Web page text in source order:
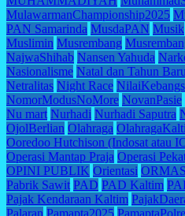
MulawarmanChampionship2025
PAN Samarinda MusdaPAN Musik
Muslimin Musrembang
NajwaShihab Nansen Yahuda
Nasionalisme Natal dan Tahun Baru
Netralitas Night Race
NomorModusNoMore NovanPasie
Nu mart Nurhadi Nurhadi Saputra
OjolBerlian Olahraga
Ooredoo Hutchison (Indosat atau
Operasi Mantap Praja Operasi
OPINI PUBLIK Orientasi ORMAS
Pabrik Sawit PAD PAD Kaltim
Pajak Kendaraan Kaltim
Palaran Pamapta2025